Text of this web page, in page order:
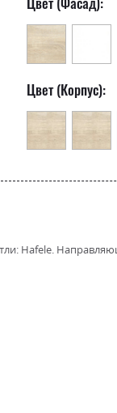
Цвет (Корпус):
Hafele.